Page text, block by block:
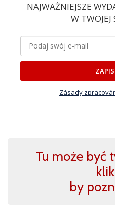
NAJWAŻNIEJSZE
W TWOJEJ
Zásady
Tu może być
by